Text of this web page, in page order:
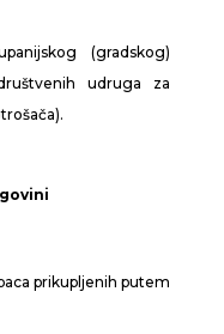
(gradskog)
udruga za
prikupljenih putem